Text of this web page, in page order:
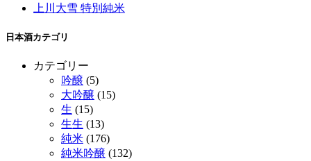
上川大雪 特別純米
日本酒カテゴリ
カテゴリー
吟醸 (5)
大吟醸 (15)
生 (15)
生生 (13)
純米 (176)
純米吟醸 (132)